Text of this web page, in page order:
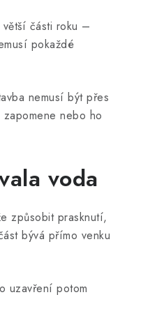
části roku –
pokaždé
nemusí být přes
nebo ho
voda
způsobit prasknutí,
bývá přímo venku
uzavření potom